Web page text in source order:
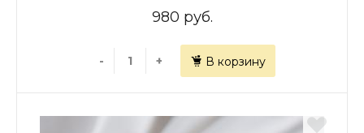
980 руб.
- + В корзину